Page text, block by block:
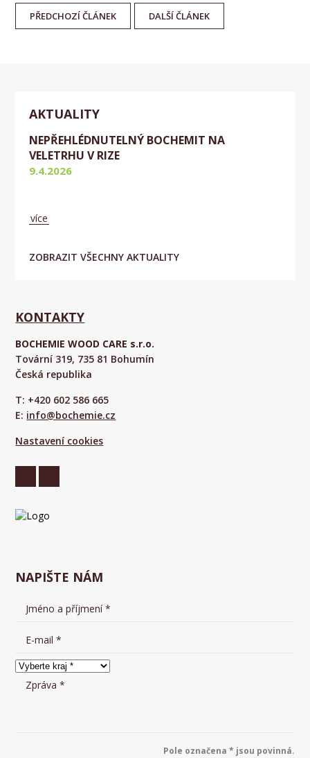
PŘEDCHOZÍČLÁNEK DALŠÍČLÁNEK
AKTUALITY
ZOBRAZIT VŠECHNY AKTUALITY
NEPŘEHLÉDNUTELNÝ BOCHEMIT NA
VELETRHU V RIZE
9.4.2026
více
KONTAKTY
BOCHEMIE WOOD CARE s.r.o.
Tovární 319, 735 81 Bohumín
Česká republika
T: +420 602 586 665
E: info@bochemie.cz
Nastavení cookies
NAPIŠTE NÁM
Pole označena * jsou povinná.